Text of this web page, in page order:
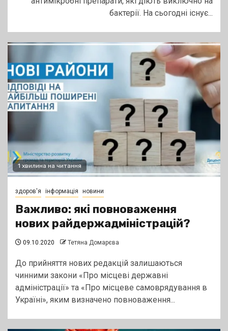
бактерії. На сьогодні існує...
1 хвилина на читання
здоров'я інформація новини
Важливо: які повноваження
нових райдержадміністрацій?
09.10.2020 Тетяна Домарєва
До прийняття нових редакцій залишаються
чинними закони «Про місцеві державні
адміністрації» та «Про місцеве самоврядування в
Україні», яким визначено повноваження...